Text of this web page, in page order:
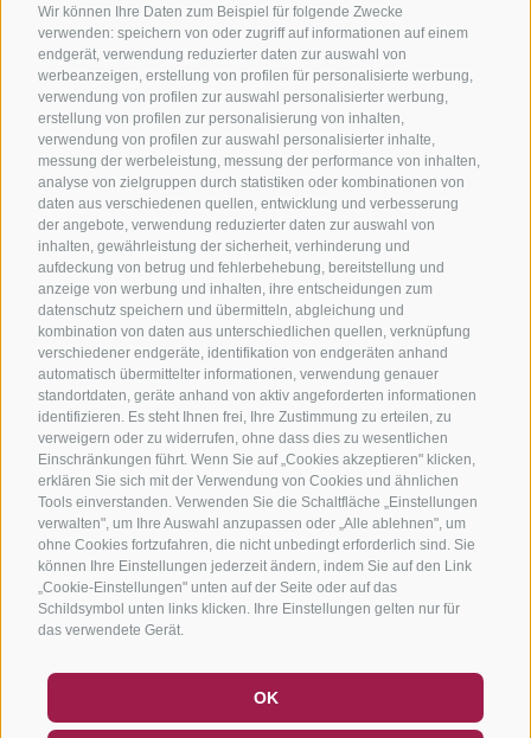
Wir können Ihre Daten zum Beispiel für folgende Zwecke
verwenden: speichern von oder zugriff auf informationen auf einem
endgerät, verwendung reduzierter daten zur auswahl von
werbeanzeigen, erstellung von profilen für personalisierte werbung,
verwendung von profilen zur auswahl personalisierter werbung,
erstellung von profilen zur personalisierung von inhalten,
verwendung von profilen zur auswahl personalisierter inhalte,
messung der werbeleistung, messung der performance von inhalten,
analyse von zielgruppen durch statistiken oder kombinationen von
daten aus verschiedenen quellen, entwicklung und verbesserung
der angebote, verwendung reduzierter daten zur auswahl von
inhalten, gewährleistung der sicherheit, verhinderung und
aufdeckung von betrug und fehlerbehebung, bereitstellung und
anzeige von werbung und inhalten, ihre entscheidungen zum
datenschutz speichern und übermitteln, abgleichung und
kombination von daten aus unterschiedlichen quellen, verknüpfung
verschiedener endgeräte, identifikation von endgeräten anhand
automatisch übermittelter informationen, verwendung genauer
standortdaten, geräte anhand von aktiv angeforderten informationen
identifizieren. Es steht Ihnen frei, Ihre Zustimmung zu erteilen, zu
verweigern oder zu widerrufen, ohne dass dies zu wesentlichen
Einschränkungen führt. Wenn Sie auf „Cookies akzeptieren" klicken,
erklären Sie sich mit der Verwendung von Cookies und ähnlichen
Tools einverstanden. Verwenden Sie die Schaltfläche „Einstellungen
verwalten", um Ihre Auswahl anzupassen oder „Alle ablehnen", um
ohne Cookies fortzufahren, die nicht unbedingt erforderlich sind. Sie
können Ihre Einstellungen jederzeit ändern, indem Sie auf den Link
„Cookie-Einstellungen" unten auf der Seite oder auf das
Schildsymbol unten links klicken. Ihre Einstellungen gelten nur für
das verwendete Gerät.
OK
NEWSLETTER
SOCIAL WALL WETTER